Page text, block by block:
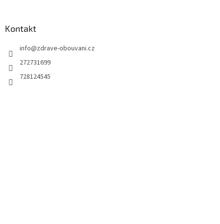
Kontakt
info@zdrave-obouvani.cz
272731699
728124545